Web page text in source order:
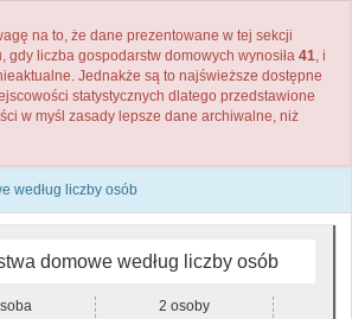
na to, że dane prezentowane w tej sekcji
gdy liczba gospodarstw domowych wynosiła 41, i
Jednakże są to najświeższe dostępne
statystycznych dlatego przedstawione
w myśl zasady lepsze dane archiwalne, niż
według liczby osób
domowe według liczby osób
2 osoby